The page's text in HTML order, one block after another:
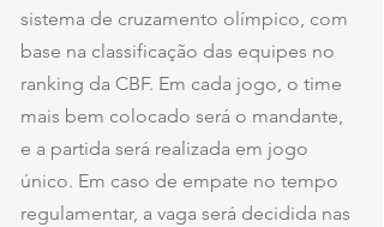
sistema de cruzamento olímpico, com
base na classificação das equipes no
ranking da CBF. Em cada jogo, o time
mais bem colocado será o mandante,
e a partida será realizada em jogo
único. Em caso de empate no tempo
regulamentar, a vaga será decidida nas